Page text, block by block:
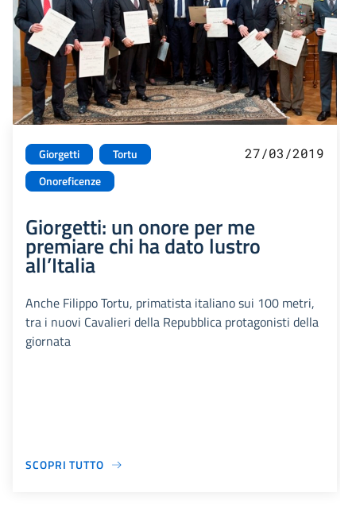
Giorgetti
Tortu
Onoreficenze
27/03/2019
Giorgetti: un onore per me
premiare chi ha dato lustro
all’Italia
Anche Filippo Tortu, primatista italiano sui 100 metri,
tra i nuovi Cavalieri della Repubblica protagonisti della
giornata
SCOPRI TUTTO